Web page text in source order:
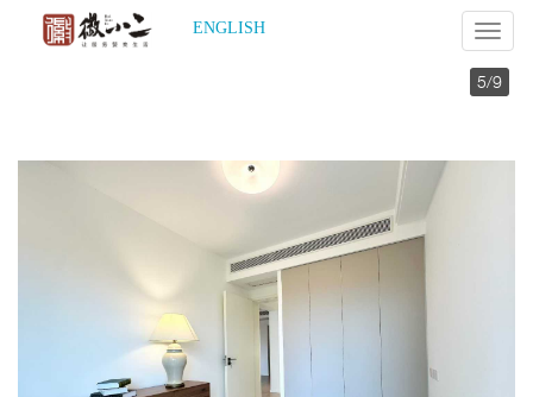
ENGLISH
Mobile
Nav
5/9